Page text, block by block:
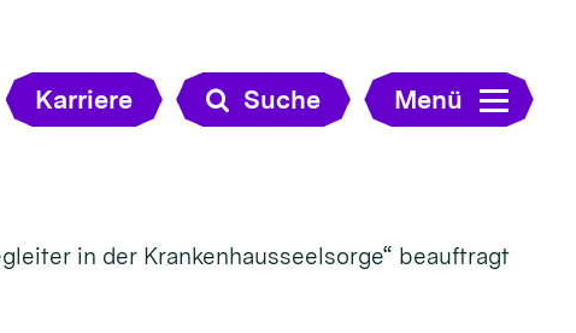
Karriere Suche Menü
in der Krankenhausseelsorge“ beauftragt